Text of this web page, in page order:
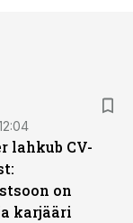
lahkub CV-
on
karjääri